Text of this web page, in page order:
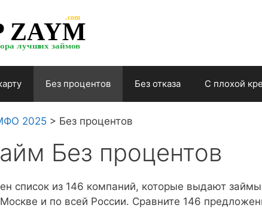
ZAYM
лучших займов
.com
Без процентов Без отказа С плохой
2025 > Без процентов
Без процентов
список из 146 компаний, которые выдают
и по всей России. Сравните 146